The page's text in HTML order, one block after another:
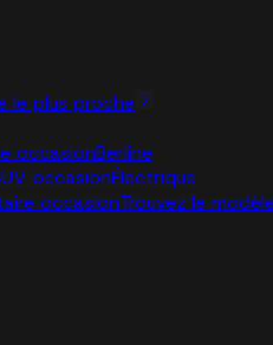
le plus proche
occasionBerline
occasionÉlectrique
occasionTrouvez le